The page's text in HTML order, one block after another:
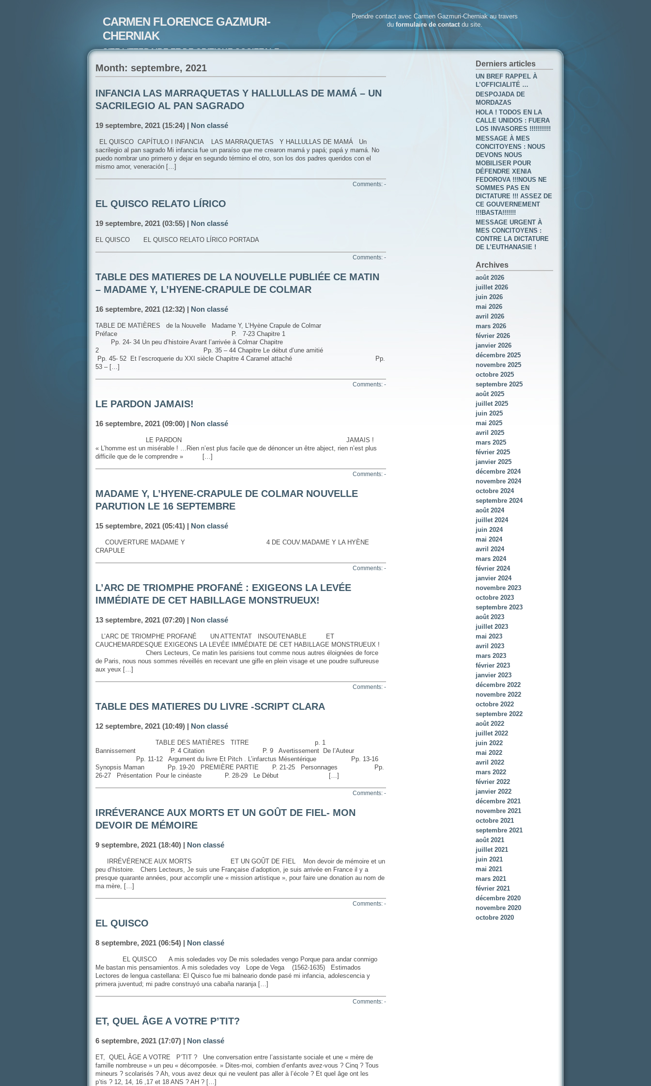
CARMEN FLORENCE GAZMURI-
CHERNIAK
SITE LITTERAIRE ET DE CRITIQUE SOCIETALE-
Prendre contact avec Carmen Gazmuri-Cherniak au travers
du formulaire de contactdu site.
Month: septembre, 2021
INFANCIA LAS MARRAQUETAS Y HALLULLAS DE MAMÁ – UN
SACRILEGIO AL PAN SAGRADO
19 septembre, 2021 (15:24) | Non classé
EL QUISCO CAPÍTULO I INFANCIA LAS MARRAQUETAS Y HALLULLAS DE MAMÁ Un
sacrilegio al pan sagrado Mi infancia fue un paraíso que me crearon mamá y papá; papá y mamá. No
puedo nombrar uno primero y dejar en segundo término el otro, son los dos padres queridos con el
mismo amor, veneración […]
Comments: -
EL QUISCO RELATO LÍRICO
19 septembre, 2021 (03:55) | Non classé
EL QUISCO EL QUISCO RELATO LÍRICO PORTADA
Comments: -
TABLE DES MATIERES DE LA NOUVELLE PUBLIÉE CE MATIN
– MADAME Y, L’HYENE-CRAPULE DE COLMAR
16 septembre, 2021 (12:32) | Non classé
TABLE DE MATIÈRES de la Nouvelle Madame Y, L’Hyène Crapule de Colmar
Préface P. 7-23 Chapitre 1
Pp. 24- 34 Un peu d’histoire Avant l’arrivée à Colmar Chapitre
2 Pp. 35 – 44 Chapitre Le début d’une amitié
Pp. 45- 52 Et l’escroquerie du XXI siècle Chapitre 4 Caramel attaché Pp.
53 – […]
Comments: -
LE PARDON JAMAIS!
16 septembre, 2021 (09:00) | Non classé
LE PARDON JAMAIS !
« L’homme est un misérable ! …Rien n’est plus facile que de dénoncer un être abject, rien n’est plus
difficile que de le comprendre » […]
Comments: -
MADAME Y, L’HYENE-CRAPULE DE COLMAR NOUVELLE
PARUTION LE 16 SEPTEMBRE
15 septembre, 2021 (05:41) | Non classé
COUVERTURE MADAME Y 4 DE COUV.MADAME Y LA HYÈNE
CRAPULE
Comments: -
L’ARC DE TRIOMPHE PROFANÉ : EXIGEONS LA LEVÉE
IMMÉDIATE DE CET HABILLAGE MONSTRUEUX!
13 septembre, 2021 (07:20) | Non classé
L’ARC DE TRIOMPHE PROFANÉ UN ATTENTAT INSOUTENABLE ET
CAUCHEMARDESQUE EXIGEONS LA LEVÉE IMMÉDIATE DE CET HABILLAGE MONSTRUEUX !
Chers Lecteurs, Ce matin les parisiens tout comme nous autres éloignées de force
de Paris, nous nous sommes réveillés en recevant une gifle en plein visage et une poudre sulfureuse
aux yeux […]
Comments: -
TABLE DES MATIERES DU LIVRE -SCRIPT CLARA
12 septembre, 2021 (10:49) | Non classé
TABLE DES MATIÈRES TITRE p. 1
Bannissement P. 4 Citation P. 9 Avertissement De l’Auteur
Pp. 11-12 Argument du livre Et Pitch . L’infarctus Mésentérique Pp. 13-16
Synopsis Maman Pp. 19-20 PREMIÈRE PARTIE P. 21-25 Personnages Pp.
26-27 Présentation Pour le cinéaste P. 28-29 Le Début […]
Comments: -
IRRÉVERANCE AUX MORTS ET UN GOÛT DE FIEL- MON
DEVOIR DE MÉMOIRE
9 septembre, 2021 (18:40) | Non classé
IRRÉVÉRENCE AUX MORTS ET UN GOÛT DE FIEL Mon devoir de mémoire et un
peu d’histoire. Chers Lecteurs, Je suis une Française d’adoption, je suis arrivée en France il y a
presque quarante années, pour accomplir une « mission artistique », pour faire une donation au nom de
ma mère, […]
Comments: -
EL QUISCO
8 septembre, 2021 (06:54) | Non classé
EL QUISCO A mis soledades voy De mis soledades vengo Porque para andar conmigo
Me bastan mis pensamientos. A mis soledades voy Lope de Vega (1562-1635) Estimados
Lectores de lengua castellana: El Quisco fue mi balneario donde pasé mi infancia, adolescencia y
primera juventud; mi padre construyó una cabaña naranja […]
Comments: -
ET, QUEL ÂGE A VOTRE P’TIT?
6 septembre, 2021 (17:07) | Non classé
ET, QUEL ÂGE A VOTRE P’TIT ? Une conversation entre l’assistante sociale et une « mère de
famille nombreuse » un peu « décomposée. » Dites-moi, combien d’enfants avez-vous ? Cinq ? Tous
mineurs ? scolarisés ? Ah, vous avez deux qui ne veulent pas aller à l’école ? Et quel âge ont les
p’tis ? 12, 14, 16 ,17 et 18 ANS ? AH ? […]
Derniers articles
UN BREF RAPPEL À
L’OFFICIALITÉ …
DESPOJADA DE
MORDAZAS
HOLA ! TODOS EN LA
CALLE UNIDOS : FUERA
LOS INVASORES !!!!!!!!!!!
MESSAGE À MES
CONCITOYENS : NOUS
DEVONS NOUS
MOBILISER POUR
DÉFENDRE XENIA
FEDOROVA !!!NOUS NE
SOMMES PAS EN
DICTATURE !!! ASSEZ DE
CE GOUVERNEMENT
!!!BASTA!!!!!!!
MESSAGE URGENT À
MES CONCITOYENS :
CONTRE LA DICTATURE
DE L’EUTHANASIE !
Archives
août 2026
juillet 2026
juin 2026
mai 2026
avril 2026
mars 2026
février 2026
janvier 2026
décembre 2025
novembre 2025
octobre 2025
septembre 2025
août 2025
juillet 2025
juin 2025
mai 2025
avril 2025
mars 2025
février 2025
janvier 2025
décembre 2024
novembre 2024
octobre 2024
septembre 2024
août 2024
juillet 2024
juin 2024
mai 2024
avril 2024
mars 2024
février 2024
janvier 2024
novembre 2023
octobre 2023
septembre 2023
août 2023
juillet 2023
mai 2023
avril 2023
mars 2023
février 2023
janvier 2023
décembre 2022
novembre 2022
octobre 2022
septembre 2022
août 2022
juillet 2022
juin 2022
mai 2022
avril 2022
mars 2022
février 2022
janvier 2022
décembre 2021
novembre 2021
octobre 2021
septembre 2021
août 2021
juillet 2021
juin 2021
mai 2021
mars 2021
février 2021
décembre 2020
novembre 2020
octobre 2020